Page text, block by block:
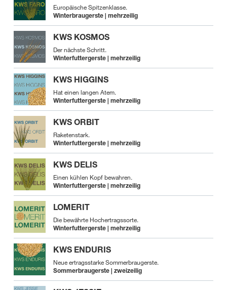
Europäische Spitzenklasse.
Winterbraugerste | mehrzeilig
KWS KOSMOS
Der nächste Schritt.
Winterfuttergerste | mehrzeilig
KWS HIGGINS
Hat einen langen Atem.
Winterfuttergerste | mehrzeilig
KWS ORBIT
Raketenstark.
Winterfuttergerste | mehrzeilig
KWS DELIS
Einen kühlen Kopf bewahren.
Winterfuttergerste | mehrzeilig
LOMERIT
Die bewährte Hochertragssorte.
Winterfuttergerste | mehrzeilig
KWS ENDURIS
Neue ertragsstarke Sommerbraugerste.
Sommerbraugerste | zweizeilig